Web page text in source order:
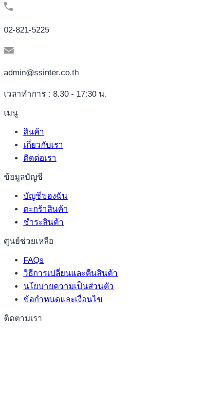
02-821-5225
admin@ssinter.co.th
เวลาทำการ : 8.30 - 17:30 น.
เมนู
สินค้า
เกี่ยวกับเรา
ติดต่อเรา
ข้อมูลบัญชี
บัญชีของฉัน
ตะกร้าสินค้า
ชำระสินค้า
ศูนย์ช่วยเหลือ
FAQs
วิธีการเปลี่ยนและคืนสินค้า
นโยบายความเป็นส่วนตัว
ข้อกำหนดและเงื่อนไข
ติดตามเรา